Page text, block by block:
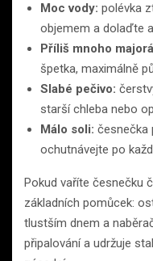
Moc vody: polévka
objemem a dolaďte
Příliš mnoho
špetka, maximálně
Slabé pečivo:
starší chleba nebo
Málo soli: česnečka
ochutnávejte po
Pokud vaříte česnečku
základních pomůcek:
tlustším dnem a
připalování a udržuje